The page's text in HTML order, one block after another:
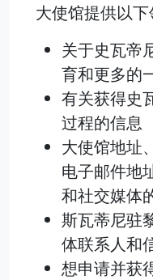
大使馆提供以下
关于史瓦帝
育和更多的
有关获得史
过程的信息
大使馆地址
电子邮件地
和社交媒体
斯瓦蒂尼驻
体联系人和
想申请并获